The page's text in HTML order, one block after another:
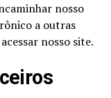
nosso
a outras
nosso site.